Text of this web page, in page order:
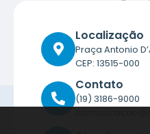
Localização
Praça Antonio
CEP: 13515-000
Contato
(19) 3186-9000